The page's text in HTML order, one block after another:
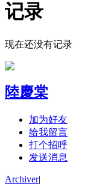
记录
现在还没有记录
陸慶棠
加为好友
给我留言
打个招呼
发送消息
Archiver|